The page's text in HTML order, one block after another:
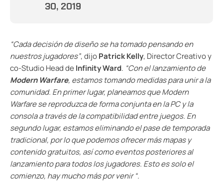
30, 2019
“Cada decisión de diseño se ha tomado pensando en
nuestros jugadores”, dijoPatrick Kelly, Director Creativo y
co-Studio Head de Infinity Ward. “Con el lanzamiento de
Modern Warfare, estamos tomando medidas para unir a la
comunidad. En primer lugar, planeamos que Modern
Warfare se reproduzca de forma conjunta en la PC y la
consola a través de la compatibilidad entre juegos. En
segundo lugar, estamos eliminando el pase de temporada
tradicional, por lo que podemos ofrecer más mapas y
contenido gratuitos, así como eventos posteriores al
lanzamiento para todos los jugadores. Esto es solo el
comienzo, hay mucho más por venir “.